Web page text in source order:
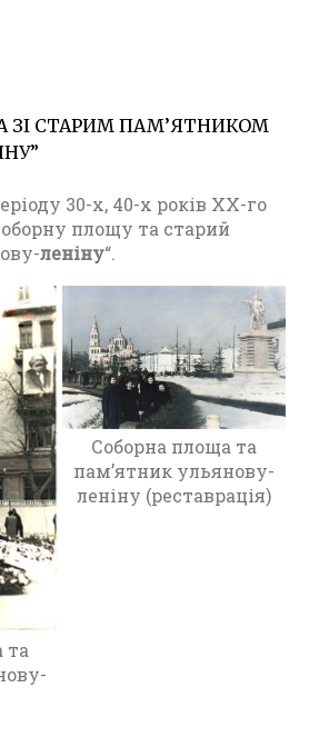
08.11.2022
Ф
о
Ж
и
и
р
(
1
ЗІ СТАРИМ ПАМ’ЯТНИКОМ
30-х, 40-х років ХХ-го
площу та старий
леніну“.
та
Соборна площа та
пам’ятник ульянову-
леніну (реставрація)